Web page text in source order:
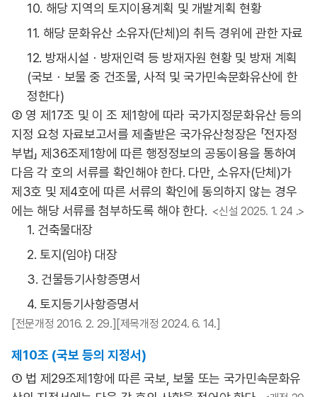
10. 해당 지역의 토지이용계획 및 개발계획 현황
11. 해당 문화유산 소유자(단체)의 취득 경위에 관한 자료
12. 방재시설ㆍ방재인력 등 방재자원 현황 및 방재 계획
(국보ㆍ보물 중 건조물, 사적 및 국가민속문화유산에 한
정한다)
② 영 제17조 및 이 조 제1항에 따라 국가지정문화유산 등의
지정 요청 자료보고서를 제출받은 국가유산청장은 「전자정
부법」 제36조제1항에 따른 행정정보의 공동이용을 통하여
다음 각 호의 서류를 확인해야 한다. 다만, 소유자(단체)가
제3호 및 제4호에 따른 서류의 확인에 동의하지 않는 경우
에는 해당 서류를 첨부하도록 해야 한다. <신설 2025. 1. 24 .>
1. 건축물대장
2. 토지(임야) 대장
3. 건물등기사항증명서
4. 토지등기사항증명서
[전문개정 2016. 2. 29.][제목개정 2024. 6. 14.]
제10조 (국보 등의 지정서)
① 법 제29조제1항에 따른 국보, 보물 또는 국가민속문화유